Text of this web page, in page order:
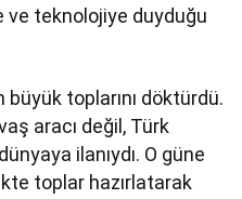
teknolojiye duyduğu
toplarını döktürdü.
aracı değil, Türk
ilanıydı. O güne
toplar hazırlatarak